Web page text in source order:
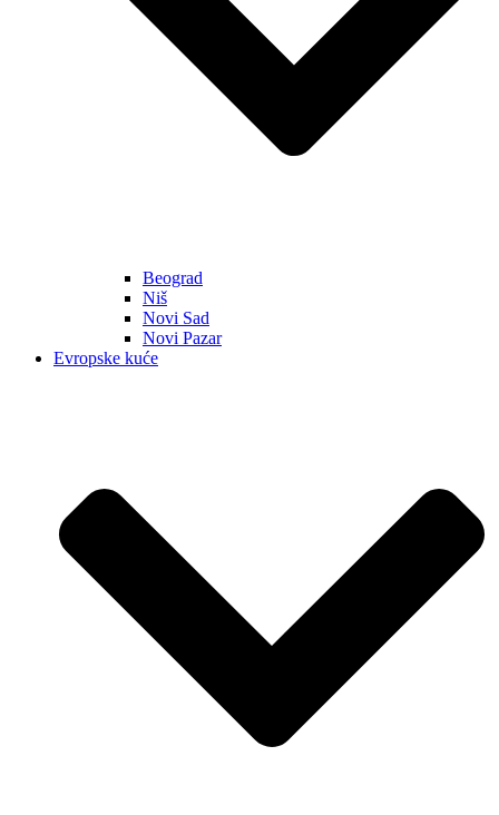
Beograd
Niš
Novi Sad
Novi Pazar
Evropske kuće